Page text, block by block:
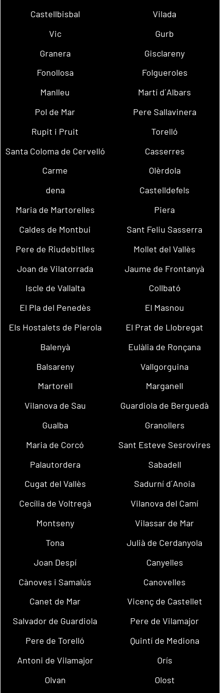
Castellbisbal
Vilada
Vic
Gurb
Granera
Gisclareny
Fonollosa
Folgueroles
Manlleu
Martí d´Albars
Pol de Mar
Pere Sallavinera
Rupit i Pruit
Torelló
Santa Coloma de Cervelló
Casserres
Carme
Olèrdola
dena
Castelldefels
Maria de Martorelles
Piera
Caldes de Montbui
Sant Feliu Sasserra
Pere de Riudebitlles
Mollet del Vallès
Joan de Vilatorrada
Jaume de Frontanyà
Iscle de Vallalta
Collbató
El Pla del Penedès
El Masnou
Els Hostalets de Pierola
El Prat de Llobregat
Balenyà
Eulàlia de Ronçana
Balsareny
Vallgorguina
Martorell
Marganell
Vilanova de Sau
Guardiola de Berguedà
Gualba
Granollers
Maria de Corcó
Sant Esteve Sesrovires
Palautordera
Sabadell
Cugat del Vallès
Sadurní d´Anoia
Cecília de Voltregà
Vilanova del Camí
Montseny
Vilassar de Mar
Tona
Julià de Cerdanyola
Joan Despí
Canyelles
Cànoves i Samalús
Canovelles
Canet de Mar
Vicenç de Castellet
Salvador de Guardiola
Pere de Vilamajor
Pere de Torelló
Quintí de Mediona
Antoni de Vilamajor
Orís
Olvan
Olost